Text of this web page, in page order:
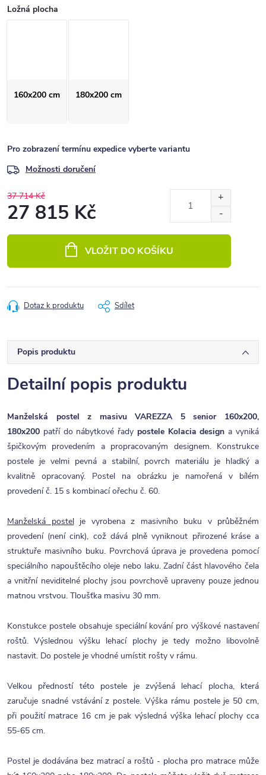
Ložná plocha
160x200 cm 180x200 cm
Pro zobrazení termínu expedice vyberte variantu
Možnosti doručení
37 714 Kč
27 815 Kč
VLOŽIT DO KOŠÍKU
Dotaz k produktu Sdílet
Popis produktu
Detailní popis produktu
Manželská postel z masivu VAREZZA 5 senior 160x200,
180x200 patří do nábytkové řady postele Kolacia design a vyniká
špičkovým provedením a propracovaným designem. Konstrukce
postele je velmi pevná a stabilní, povrch materiálu je hladký a
kvalitně opracovaný. Postel na obrázku je namořená v bílém
provedení č. 15 s kombinací ořechu č. 60.
Manželská postelje vyrobena z masivního buku v průběžném
provedení (není cink), což dává plně vyniknout přirozené kráse a
struktuře masivního buku. Povrchová úprava je provedena pomocí
speciálního napouštěcího oleje nebo laku. Zadní část hlavového čela
a vnitřní neviditelné plochy jsou povrchově upraveny pouze jednou
matnou vrstvou. Tloušťka masivu 30 mm.
Konstukce postele obsahuje speciální kování pro výškové nastavení
roštů. Výslednou výšku lehací plochy je tedy možno libovolně
nastavit. Do postele je vhodné umístit rošty v rámu.
Velkou předností této postele je zvýšená lehací plocha, která
zaručuje snadné vstávání z postele. Výška rámu postele je 50 cm,
při použití matrace 16 cm je pak výsledná výška lehací plochy cca
55-65 cm.
Postel je dodávána bez matrací a roštů - plocha pro matrace může